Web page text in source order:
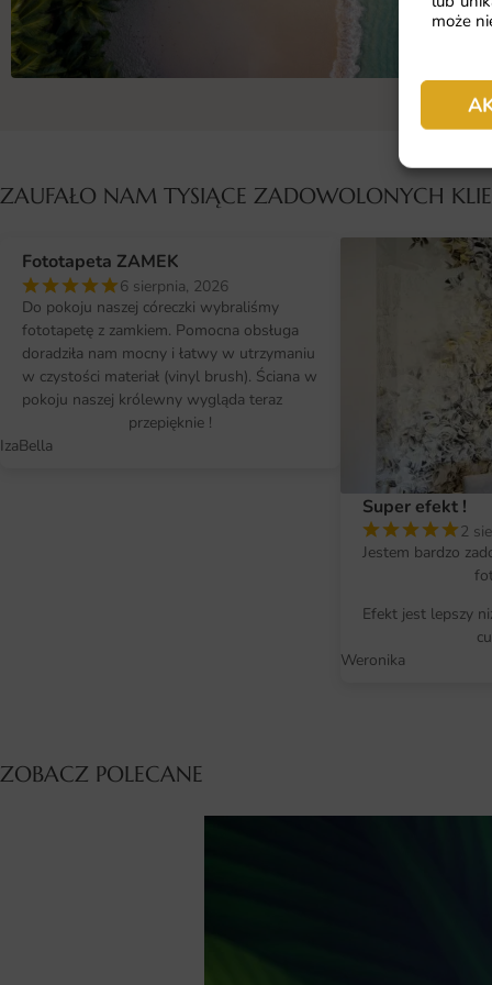
może
ZAUFAŁO NAM TYSIĄCE ZADOWOLONYCH
Fototapeta ZAMEK
6 sierpnia, 2026
Do pokoju naszej córeczki wybraliśmy
fototapetę z zamkiem. Pomocna obsługa
doradziła nam mocny i łatwy w utrzymaniu
w czystości materiał (vinyl brush). Ściana w
pokoju naszej królewny wygląda teraz
przepięknie !
IzaBella
Super efekt !
2
Jestem bardzo
Efekt jest lepszy
Weronika
ZOBACZ POLECANE